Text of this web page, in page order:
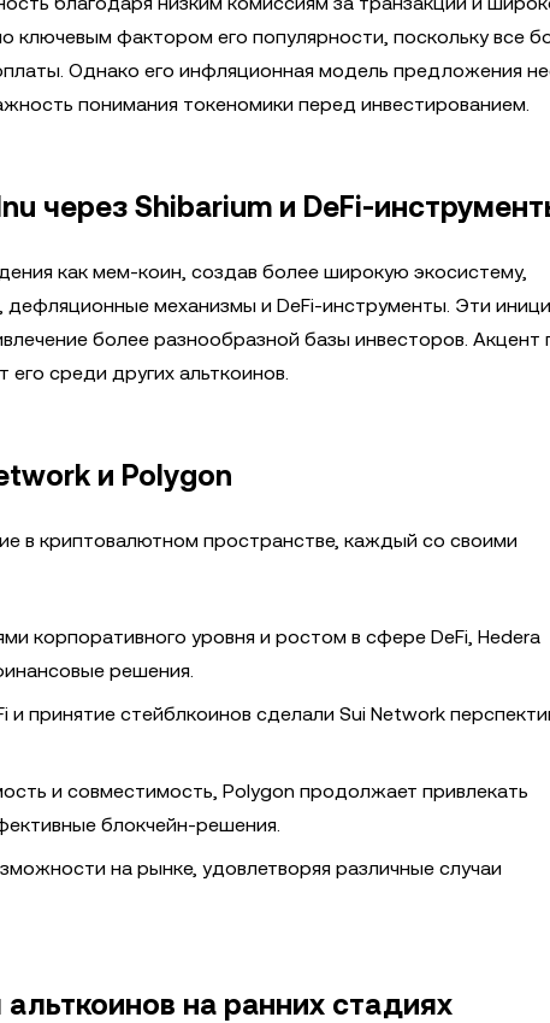
ключевым фактором его популярности, поскольку все
Однако его инфляционная модель предложения
понимания токеномики перед инвестированием.
через Shibarium и DeFi-
как мем-коин, создав более широкую экосистему,
механизмы и DeFi-инструменты. Эти
более разнообразной базы инвесторов. Акцент
среди других альткоинов.
и Polygon
в криптовалютном пространстве, каждый со своими
корпоративного уровня и ростом в сфере DeFi, Hedera
решения.
принятие стейблкоинов сделали Sui Network
и совместимость, Polygon продолжает привлекать
блокчейн-решения.
на рынке, удовлетворяя различные случаи
на ранних стадиях